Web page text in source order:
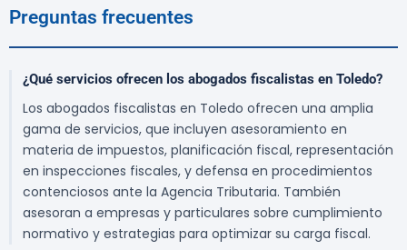
Preguntas frecuentes
¿Qué servicios ofrecen los abogados fiscalistas en Toledo?
Los abogados fiscalistas en Toledo ofrecen una amplia
gama de servicios, que incluyen asesoramiento en
materia de impuestos, planificación fiscal, representación
en inspecciones fiscales, y defensa en procedimientos
contenciosos ante la Agencia Tributaria. También
asesoran a empresas y particulares sobre cumplimiento
normativo y estrategias para optimizar su carga fiscal.